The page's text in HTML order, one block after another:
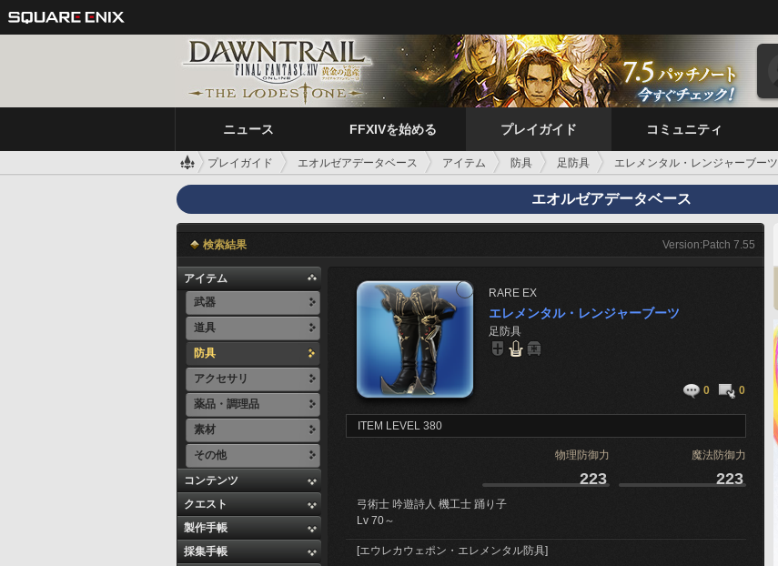
ニュース FFXIVを始める プレイガイド コミュニティ
プレイガイド エオルゼアデータベース アイテム 防具 足防具 エレメンタル・レンジャーブーツ
エオルゼアデータベース
検索結果 Version:Patch 7.55
アイテム
武器
道具
防具
アクセサリ
薬品・調理品
素材
その他
コンテンツ
クエスト
製作手帳
採集手帳
RARE EX
エレメンタル・レンジャーブーツ
足防具
0 0
ITEM LEVEL 380
物理防御力 魔法防御力
223 223
弓術士 吟遊詩人 機工士 踊り子
Lv 70～
[エウレカウェポン・エレメンタル防具]